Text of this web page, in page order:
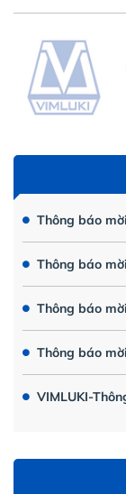
Thông báo
Thông báo
Thông báo
Thông báo
VIMLUKI-